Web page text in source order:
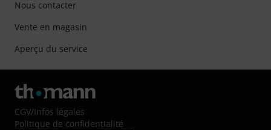
Nous contacter
Vente en magasin
Aperçu du service
CGV/Infos légales
Politique de confidentialité